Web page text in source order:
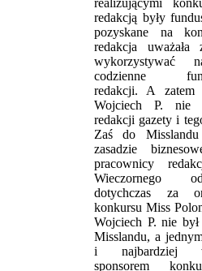
realizującymi
redakcją były
pozyskane na
redakcja uważała
wykorzystywać
codzienne
redakcji. A zatem
Wojciech P. nie
redakcji gazety i
Zaś do
zasadzie
pracownicy
Wieczornego
dotychczas za
konkursu Miss
Wojciech P. nie był
Misslandu, a
i najbardziej
sponsorem